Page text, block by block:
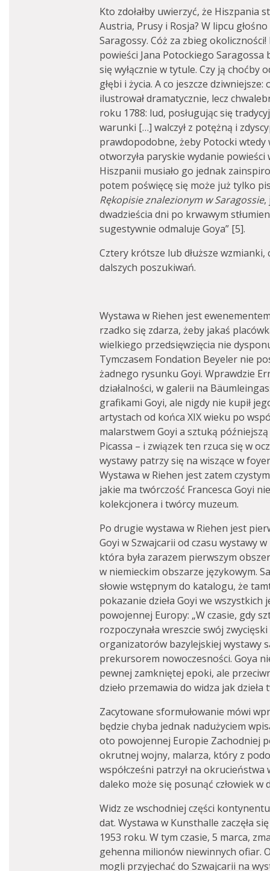
Kto zdołałby uwierzyć, że Hiszpania
Austria, Prusy i Rosja? W lipcu
Saragossy. Cóż za zbieg
powieści Jana Potockiego Saragossa
się wyłącznie w tytule. Czy ją choćby
głębi i życia. A co jeszcze
ilustrował dramatycznie, lecz
roku 1788: lud, posługując się
warunki […] walczył z potężną i
prawdopodobne, żeby Potocki wtedy
otworzyła paryskie wydanie
Hiszpanii musiało go jednak
potem poświęcę się może już tylko
Rękopisie znalezionym w Saragossie,
dwadzieścia dni po krwawym
sugestywnie odmaluje Goya” [5].
Cztery krótsze lub dłuższe
dalszych poszukiwań.
Wystawa w Riehen jest
rzadko się zdarza, żeby jakaś
wielkiego przedsięwzięcia nie
Tymczasem Fondation Beyeler nie
żadnego rysunku Goyi. Wprawdzie
działalności, w galerii na
grafikami Goyi, ale nigdy nie kupił
artystach od końca XIX wieku po
malarstwem Goyi a sztuką
Picassa – i związek ten rzuca się w
wystawy patrzy się na wiszące w
Wystawa w Riehen jest zatem
jakie ma twórczość Francesca Goyi
kolekcjonera i twórcy muzeum.
Po drugie wystawa w Riehen jest
Goyi w Szwajcarii od czasu wystawy
która była zarazem pierwszym
w niemieckim obszarze językowym.
słowie wstępnym do katalogu, że
pokazanie dzieła Goyi we
powojennej Europy: „W czasie, gdy
rozpoczynała wreszcie swój
organizatorów bazylejskiej wystawy
prekursorem nowoczesności. Goya
pewnej zamkniętej epoki, ale
dzieło przemawia do widza jak dzieła
Zacytowane sformułowanie mówi
będzie chyba jednak nadużyciem
oto powojennej Europie Zachodniej
okrutnej wojny, malarza, który z
współcześni patrzył na
daleko może się posunąć człowiek
Widz ze wschodniej części
dat. Wystawa w Kunsthalle zaczęła
1953 roku. W tym czasie, 5 marca,
gehenna milionów niewinnych ofiar.
mogli przyjechać do Szwajcarii na